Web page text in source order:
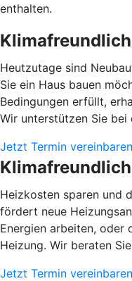
enthalten.
Heutzutage sind
Sie ein Haus bauen
Bedingungen erfüllt,
Wir unterstützen Sie bei
Jetzt Termin vereinbaren
Heizkosten sparen und
fördert neue
Energien arbeiten, oder
Heizung. Wir beraten
Jetzt Termin vereinbaren